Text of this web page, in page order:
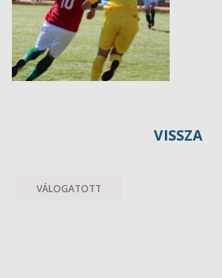
VISSZA
VÁLOGATOTT